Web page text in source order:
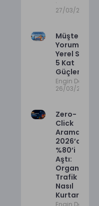
27/03/2026
Müşteri
Yorumları
Yerel SEO’yu
5 Kat
Engin Deniz
26/03/2026
Zero-
Click
Arama
2026’da
%80’i
Aştı:
Organik
Trafik
Nasıl
Kurtarılır?
Engin Deniz